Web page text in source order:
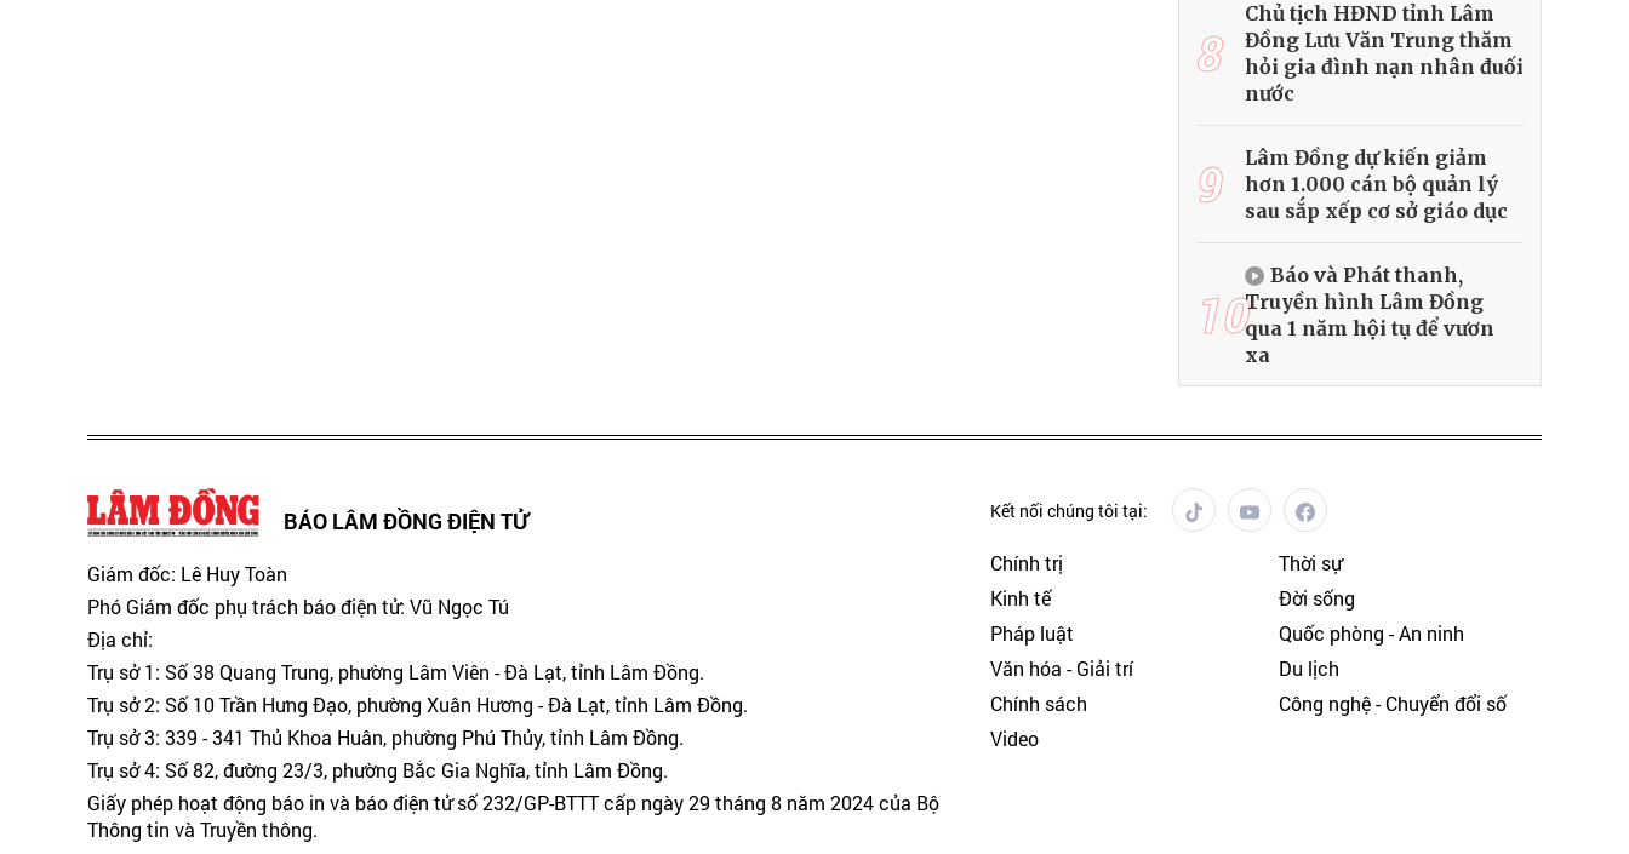
8
Chủ tịch HĐND tỉnh Lâm
Đồng Lưu Văn Trung thăm
hỏi gia đình nạn nhân đuối
nước
9
Lâm Đồng dự kiến giảm
hơn 1.000 cán bộ quản lý
sau sắp xếp cơ sở giáo dục
10
Báo và Phát thanh,
Truyền hình Lâm Đồng
qua 1 năm hội tụ để vươn
xa
BÁO LÂM ĐỒNG ĐIỆN TỬ
Giám đốc: Lê Huy Toàn
Phó Giám đốc phụ trách báo điện tử: Vũ Ngọc Tú
Địa chỉ:
Trụ sở 1: Số 38 Quang Trung, phường Lâm Viên - Đà Lạt, tỉnh Lâm Đồng.
Trụ sở 2: Số 10 Trần Hưng Đạo, phường Xuân Hương - Đà Lạt, tỉnh Lâm Đồng.
Trụ sở 3: 339 - 341 Thủ Khoa Huân, phường Phú Thủy, tỉnh Lâm Đồng.
Trụ sở 4: Số 82, đường 23/3, phường Bắc Gia Nghĩa, tỉnh Lâm Đồng.
Giấy phép hoạt động báo in và báo điện tử số 232/GP-BTTT cấp ngày 29 tháng 8 năm 2024 của Bộ
Thông tin và Truyền thông.
Kết nối chúng tôi tại:
Chính trị
Thời sự
Kinh tế
Đời sống
Pháp luật
Quốc phòng - An ninh
Văn hóa - Giải trí
Du lịch
Chính sách
Công nghệ - Chuyển đổi số
Video